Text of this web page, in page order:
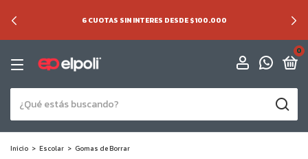
6 CUOTAS SIN INTERES DESDE $100.000
0
Inicio > Escolar > Gomas de Borrar